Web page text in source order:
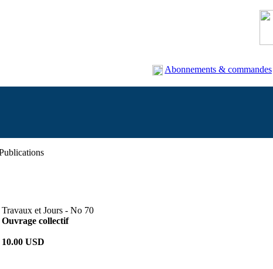
Abonnements & commandes
Travaux et Jours - No 70
Ouvrage collectif
10.00 USD